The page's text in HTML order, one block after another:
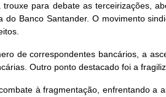
para debate as terceirizações,
Banco Santander. O movimento
de correspondentes bancários, a
Outro ponto destacado foi a
à fragmentação, enfrentando a